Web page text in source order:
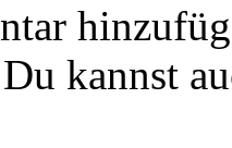
kannst